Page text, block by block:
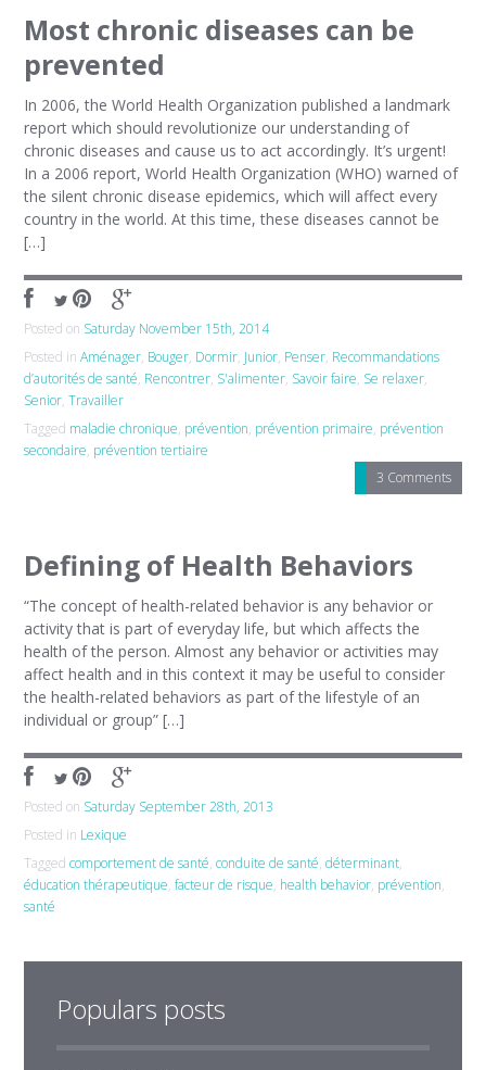
Most chronic diseases can be
prevented
In 2006, the World Health Organization published a landmark
report which should revolutionize our understanding of
chronic diseases and cause us to act accordingly. It’s urgent!
In a 2006 report, World Health Organization (WHO) warned of
the silent chronic disease epidemics, which will affect every
country in the world. At this time, these diseases cannot be
[…]
Posted on Saturday November 15th, 2014
Posted inAménager, Bouger, Dormir, Junior, Penser, Recommandations
d’autorités de santé, Rencontrer, S'alimenter, Savoir faire, Se relaxer,
Senior,Travailler
Tagged maladie chronique, prévention, prévention primaire, prévention
secondaire, prévention tertiaire
3 Comments
Defining of Health Behaviors
“The concept of health-related behavior is any behavior or
activity that is part of everyday life, but which affects the
health of the person. Almost any behavior or activities may
affect health and in this context it may be useful to consider
the health-related behaviors as part of the lifestyle of an
individual or group” […]
Posted on Saturday September 28th, 2013
Posted in Lexique
Taggedcomportement de santé,conduite de santé,déterminant,
éducation thérapeutique,facteur de risque, health behavior, prévention,
santé
Populars posts